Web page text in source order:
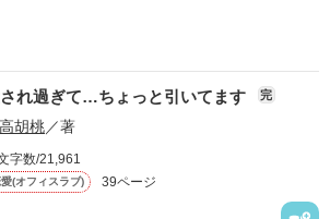
けてる莉緒の初恋は.....。
作品を読む
茶店『プレシャス』。私の一番のお気に
れと素敵なオーナー『安藤さん』
密にしていた想いに乱れるような嵐が来
の気持ちをどうしたらいい？
れ過ぎて…ちょっと引いてます 完
胡桃／著
字数/21,961
(オフィスラブ) 39ページ